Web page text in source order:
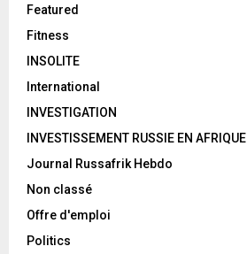
Featured
Fitness
INSOLITE
International
INVESTIGATION
INVESTISSEMENT RUSSIE EN AFRIQUE
Journal Russafrik Hebdo
Non classé
Offre d'emploi
Politics